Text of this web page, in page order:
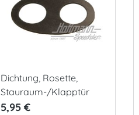
Dichtung, Rosette,
Stauraum-/Klapptür
5,95 €